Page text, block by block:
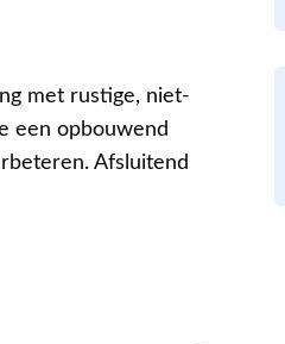
met rustige, niet-
een opbouwend
Afsluitend